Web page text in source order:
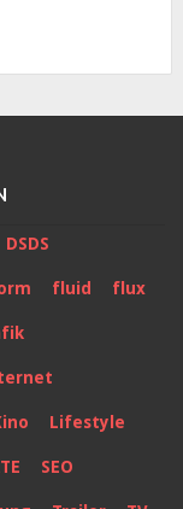
DSDS
fluid flux
Lifestyle
SEO